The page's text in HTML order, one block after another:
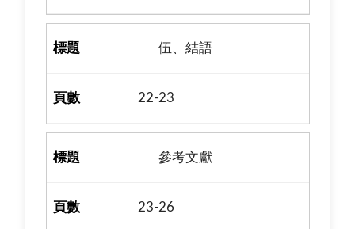
伍、結語
22-23
參考文獻
23-26